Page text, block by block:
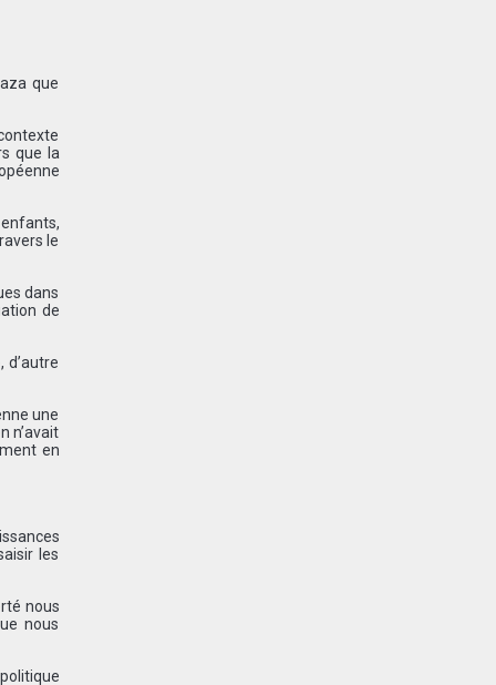
que
que la
le
dans
de
d’autre
une
n’avait
en
les
nous
nous